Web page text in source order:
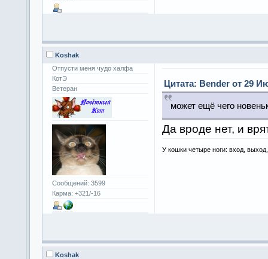
Koshak
Отпусти меня чудо халфа
КотЭ
Ветеран
Сообщений: 3599
Карма: +321/-16
Цитата: Bender от 29
может ещё чего
Да вроде нет, и
У кошки четыре ноги: вход,
Koshak